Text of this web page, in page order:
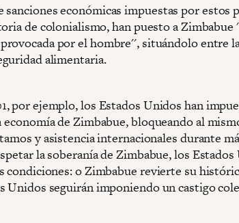
sanciones económicas impuestas por estos
de colonialismo, han puesto a Zimbabue
por el hombre'', situándolo entre
alimentaria.
por ejemplo, los Estados Unidos han
economía de Zimbabue, bloqueando al
y asistencia internacionales durante
la soberanía de Zimbabue, los
condiciones: o Zimbabue revierte su
Unidos seguirán imponiendo un castigo